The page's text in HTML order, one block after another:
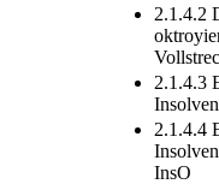
2.1.4.2
2.1.4.3
2.1.4.4
InsO